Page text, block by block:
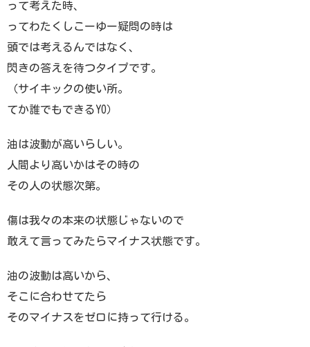
って考えた時、
ってわたくしこーゆー疑問の時は
頭では考えるんではなく、
閃きの答えを待つタイプです。
（サイキックの使い所。
てか誰でもできるYO）
油は波動が高いらしい。
人間より高いかはその時の
その人の状態次第。
傷は我々の本来の状態じゃないので
敢えて言ってみたらマイナス状態です。
油の波動は高いから、
そこに合わせてたら
そのマイナスをゼロに持って行ける。